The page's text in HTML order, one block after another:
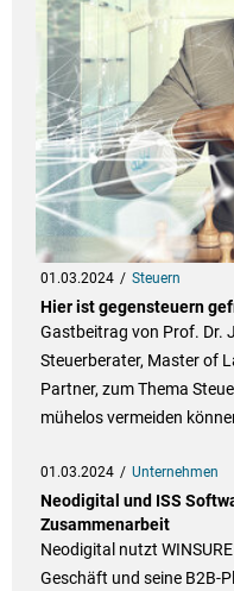
01.03.2024 Steuern
Hier ist gegensteuern
Gastbeitrag von Prof. Dr.
Steuerberater, Master of
Partner, zum Thema
mühelos vermeiden
01.03.2024 Unternehmen
Neodigital und ISS
Zusammenarbeit
Neodigital nutzt
Geschäft und seine B2B-